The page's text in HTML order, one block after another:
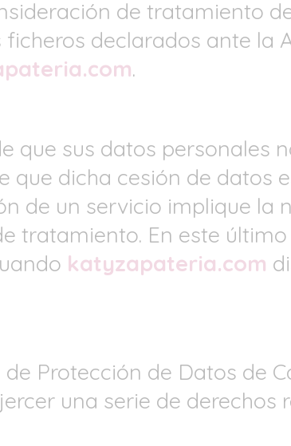
de tratamiento
declarados ante la
.
que sus datos personales
que dicha cesión de datos
de un servicio implique la
tratamiento. En este último
katyzapateria.com
Protección de Datos de
una serie de derechos